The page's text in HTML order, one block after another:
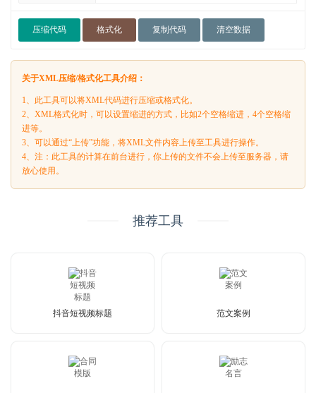
压缩代码 格式化 复制代码 清空数据
关于XML压缩/格式化工具介绍：
1、此工具可以将XML代码进行压缩或格式化。
2、XML格式化时，可以设置缩进的方式，比如2个空格缩进，4个空格缩
进等。
3、可以通过“上传”功能，将XML文件内容上传至工具进行操作。
4、注：此工具的计算在前台进行，你上传的文件不会上传至服务器，请
放心使用。
推荐工具
抖音短视频标题 范文案例